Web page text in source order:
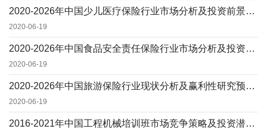
2020-2026年中国少儿医疗保险行业市场分析及投资前景研究预测报告
2020-06-19
2020-2026年中国食品安全责任保险行业市场分析及投资可行性研究报告
2020-06-19
2020-2026年中国旅游保险行业现状分析及赢利性研究预测报告
2020-06-19
2016-2021年中国工程机械培训班市场竞争策略及投资潜力可行性研究预测报告